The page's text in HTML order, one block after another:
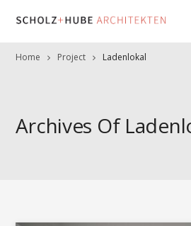
Home Project Ladenlokal
Archives Of